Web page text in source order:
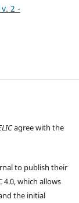
2 -
agree with the
to publish their
4.0, which allows
the initial